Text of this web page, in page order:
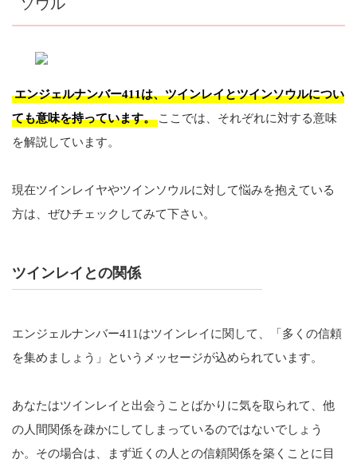
ソウル
エンジェルナンバー411は、ツインレイとツインソウルについ
ても意味を持っています。 ここでは、それぞれに対する意味
を解説しています。
現在ツインレイヤやツインソウルに対して悩みを抱えている
方は、ぜひチェックしてみて下さい。
ツインレイとの関係
エンジェルナンバー411はツインレイに関して、「多くの信頼
を集めましょう」というメッセージが込められています。
あなたはツインレイと出会うことばかりに気を取られて、他
の人間関係を疎かにしてしまっているのではないでしょう
か。その場合は、まず近くの人との信頼関係を築くことに目